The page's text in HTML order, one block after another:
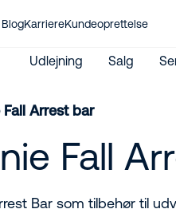
KarriereKundeoprettelse
Udlejning Salg
Fall Arrest bar
Fall
Bar som tilbehør til